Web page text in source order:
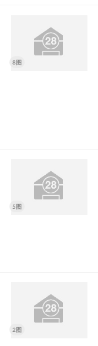
8图
5图
2图